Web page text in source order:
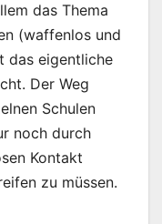
das Thema
(waffenlos und
das eigentliche
Der Weg
Schulen
noch durch
Kontakt
zu müssen.